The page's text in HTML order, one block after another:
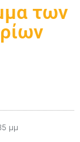
των
μμ